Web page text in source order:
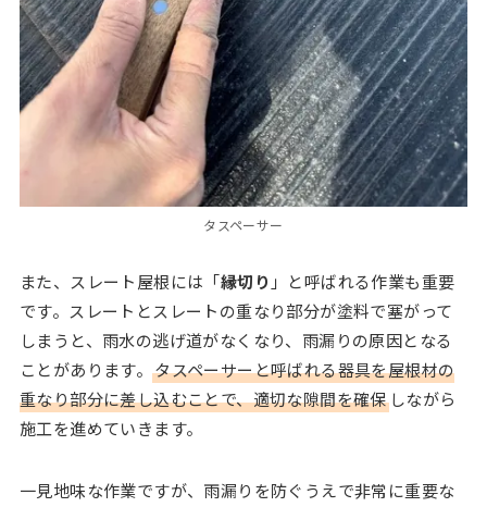
タスペーサー
また、スレート屋根には「縁切り 」と呼ばれる作業も重要
です。スレートとスレートの重なり部分が塗料で塞がって
しまうと、雨水の逃げ道がなくなり、雨漏りの原因となる
ことがあります。タスペーサーと呼ばれる器具を屋根材の
重なり部分に差し込むことで、適切な隙間を確保しながら
施工を進めていきます。
一見地味な作業ですが、雨漏りを防ぐうえで非常に重要な